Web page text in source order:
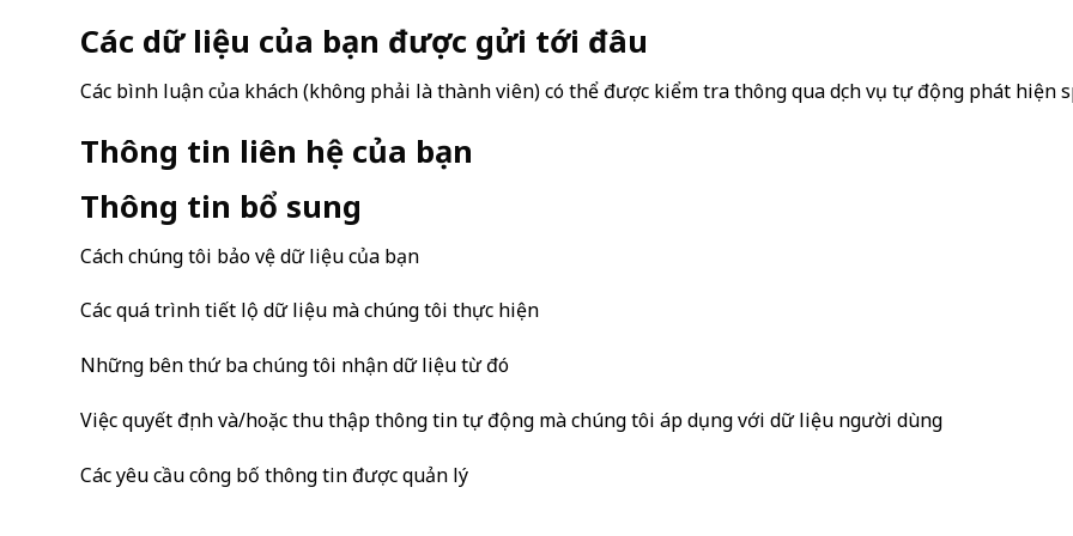
Các dữ liệu của bạn được gửi tới đâu
Các bình luận của khách (không phải là thành viên) có thể được kiểm tra thông qua dịch vụ tự động phát hiện
Thông tin liên hệ của bạn
Thông tin bổ sung
Cách chúng tôi bảo vệ dữ liệu của bạn
Các quá trình tiết lộ dữ liệu mà chúng tôi thực hiện
Những bên thứ ba chúng tôi nhận dữ liệu từ đó
Việc quyết định và/hoặc thu thập thông tin tự động mà chúng tôi áp dụng với dữ liệu người dùng
Các yêu cầu công bố thông tin được quản lý